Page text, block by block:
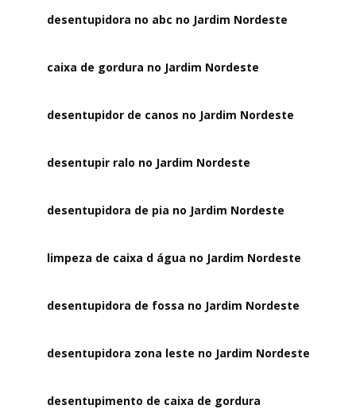
desentupidora no abc no Jardim Nordeste
caixa de gordura no Jardim Nordeste
desentupidor de canos no Jardim Nordeste
desentupir ralo no Jardim Nordeste
desentupidora de pia no Jardim Nordeste
limpeza de caixa d água no Jardim Nordeste
desentupidora de fossa no Jardim Nordeste
desentupidora zona leste no Jardim Nordeste
desentupimento de caixa de gordura